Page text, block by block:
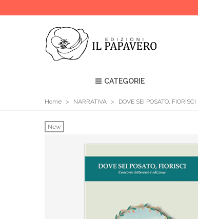
CATEGORIE
Home > NARRATIVA > DOVE SEI POSATO, FIORISCI
New